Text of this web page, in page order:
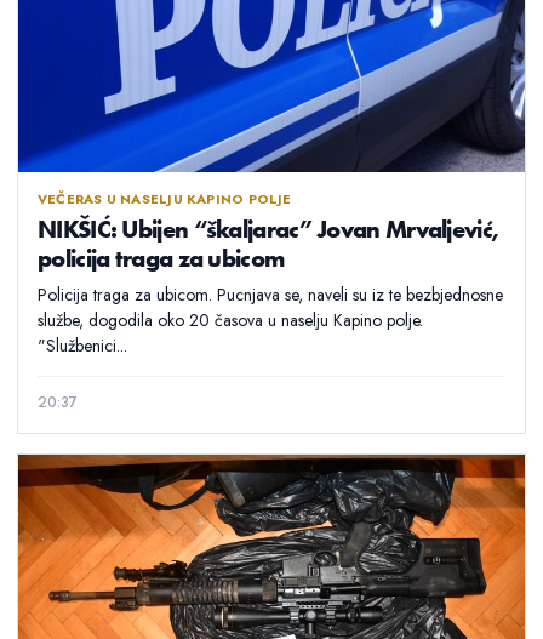
VEČERAS U NASELJU KAPINO POLJE
NIKŠIĆ: Ubijen “škaljarac” Jovan Mrvaljević,
policija traga za ubicom
Policija traga za ubicom. Pucnjava se, naveli su iz te bezbjednosne
službe, dogodila oko 20 časova u naselju Kapino polje.
"Službenici...
20:37